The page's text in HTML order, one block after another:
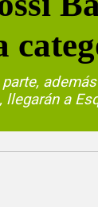
parte,
llegarán a